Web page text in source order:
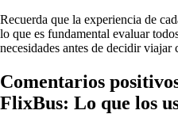
Recuerda que la experiencia de
lo que es fundamental evaluar
necesidades antes de decidir viajar
Comentarios
FlixBus: Lo que los